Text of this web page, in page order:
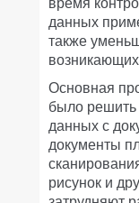
данных
также
Основная
было
данных с
документы
рисунок и